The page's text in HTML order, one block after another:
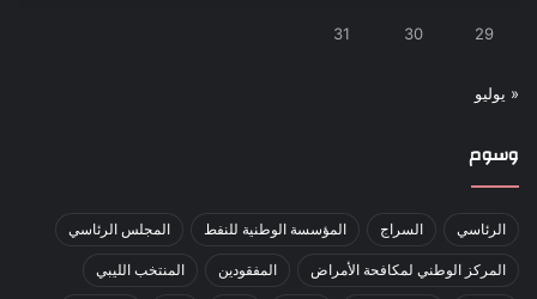
29
30
31
« يوليو
وسوم
الرئاسي السراج المؤسسة الوطنية للنفط المجلس الرئاسي
المركز الوطني لمكافحة الأمراض المفقودين المنتخب الليبي